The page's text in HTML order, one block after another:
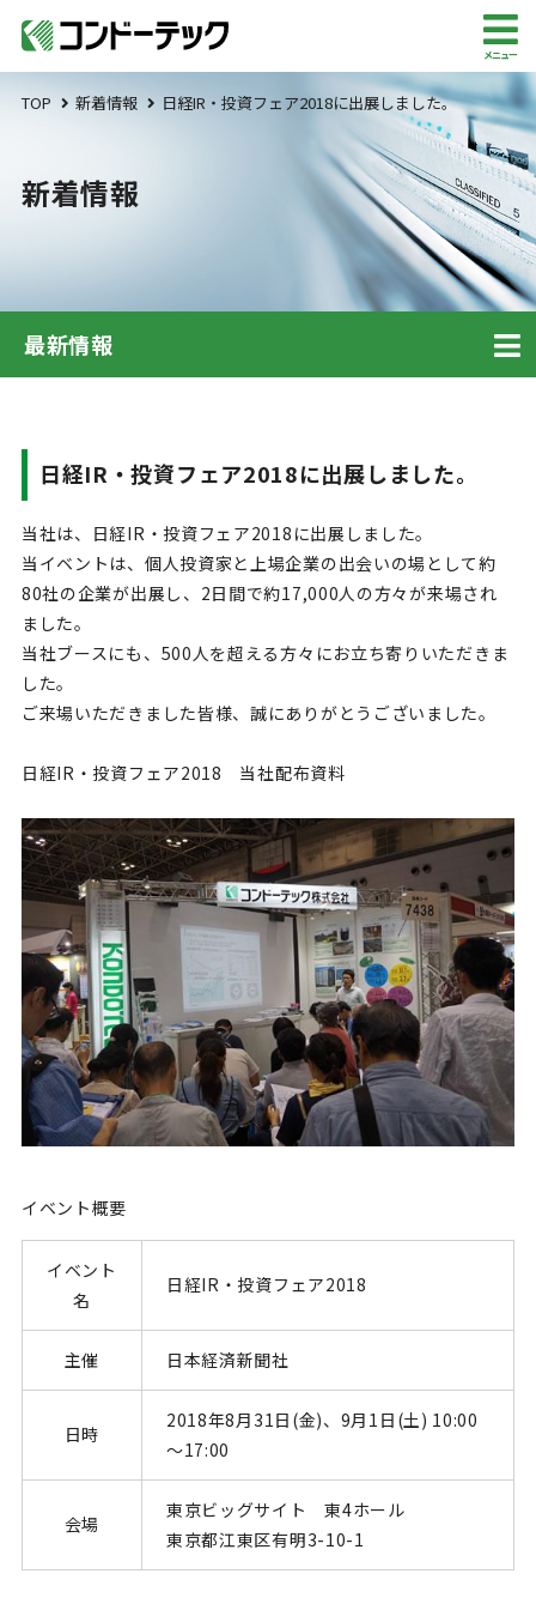
メニュー
TOP 新着情報 日経IR・投資フェア2018に出展しました。
新着情報
最新情報
日経IR・投資フェア2018に出展しました。
当社は、日経IR・投資フェア2018に出展しました。
当イベントは、個人投資家と上場企業の出会いの場として約
80社の企業が出展し、2日間で約17,000人の方々が来場され
ました。
当社ブースにも、500人を超える方々にお立ち寄りいただきま
した。
ご来場いただきました皆様、誠にありがとうございました。
日経IR・投資フェア2018 当社配布資料
イベント概要
イベント
名
日経IR・投資フェア2018
主催 日本経済新聞社
日時
2018年8月31日(金)、9月1日(土) 10:00
～17:00
会場
東京ビッグサイト 東4ホール
東京都江東区有明3-10-1